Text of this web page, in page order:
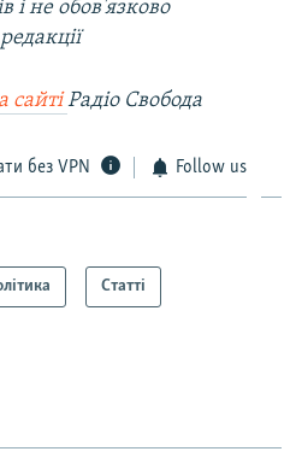
і не обов'язково
сайтіРадіо Свобода
без VPN Follow us
Статті